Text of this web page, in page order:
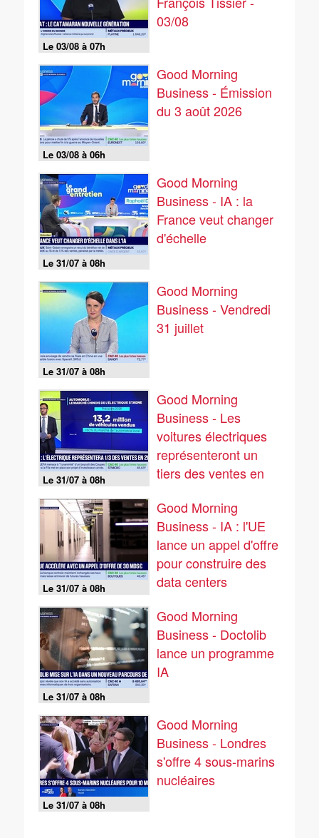
Le 03/08 à 07h
03/08
Le 03/08 à 06h
Good Morning
Business - Émission
du 3 août 2026
Le 31/07 à 08h
Good Morning
Business - IA : la
France veut changer
d'échelle
Le 31/07 à 08h
Good Morning
Business - Vendredi
31 juillet
Le 31/07 à 08h
Good Morning
Business - Les
voitures électriques
représenteront un
tiers des ventes en
Le 31/07 à 08h
Good Morning
Business - IA : l'UE
lance un appel d'offre
pour construire des
data centers
Le 31/07 à 08h
Good Morning
Business - Doctolib
lance un programme
IA
Le 31/07 à 08h
Good Morning
Business - Londres
s'offre 4 sous-marins
nucléaires